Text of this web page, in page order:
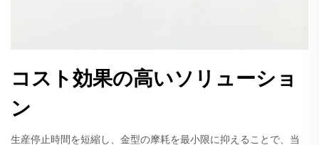
コスト効果の高いソリューショ
ン
生産停止時間を短縮し、金型の摩耗を最小限に抑えることで、当